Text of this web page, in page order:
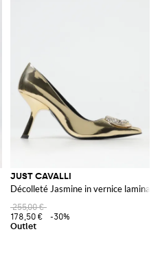
JUST CAVALLI
Décolleté Jasmine in vernice
255,00 €
178,50 €
-30%